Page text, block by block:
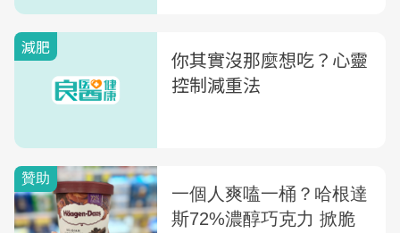
減肥
你其實沒那麼想吃？心靈
控制減重法